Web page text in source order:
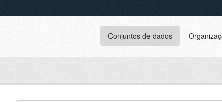
Conjuntos de dados